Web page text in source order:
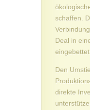
schaffen.
Deal in
eingebettet
Den
direkte